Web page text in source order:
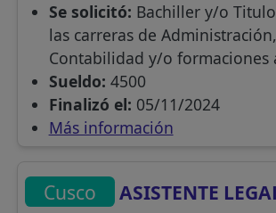
Se solicitó: Bachiller y/o
las carreras de Administración,
Contabilidad y/o formaciones
Sueldo: 4500
Finalizó el: 05/11/2024
Más información
Cusco ASISTENTE